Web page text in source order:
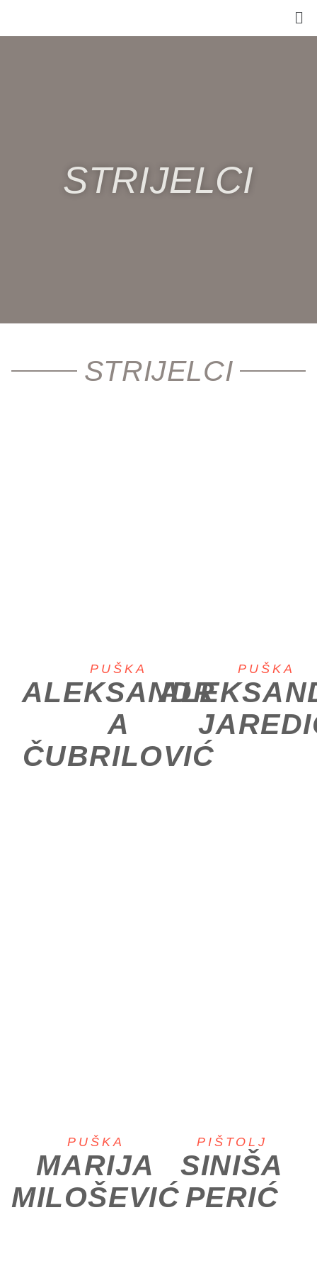
STRIJELCI
STRIJELCI
PUŠKA
ALEKSANDR
A
ČUBRILOVIĆ
PUŠKA
PUŠKA
MARIJA
MILOŠEVIĆ
PIŠTOLJ
SINIŠA
PERIĆ